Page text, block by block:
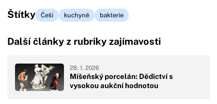
Štítky Češi kuchyně bakterie
Další články z rubriky zajímavosti
Míšeňský porcelán: Dědictví s
vysokou aukční hodnotou
28. 1. 2026